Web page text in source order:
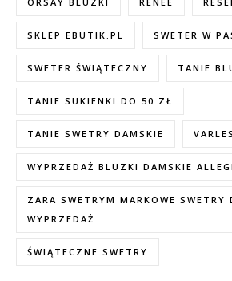
SKLEP EBUTIK.PL SWETER W
SWETER ŚWIĄTECZNY TANIE
TANIE SUKIENKI DO 50 ZŁ
TANIE SWETRY DAMSKIE
WYPRZEDAŻ BLUZKI DAMSKIE
ZARA SWETRYM MARKOWE SWETRY
WYPRZEDAŻ
ŚWIĄTECZNE SWETRY